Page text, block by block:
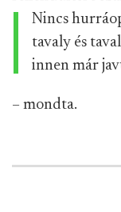
Nincs
tavaly és
innen már
– mondta.